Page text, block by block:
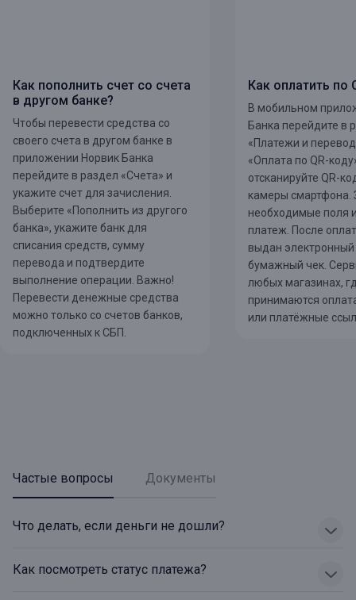
Как пополнить счет со счета
в другом банке?
Чтобы перевести средства со
своего счета в другом банке в
приложении Норвик Банка
перейдите в раздел «Счета» и
укажите счет для зачисления.
Выберите «Пополнить из другого
банка», укажите банк для
списания средств, сумму
перевода и подтвердите
выполнение операции. Важно!
Перевести денежные средства
можно только со счетов банков,
подключенных к СБП.
Как оплатить по
В мобильном
Банка перейдите в
«Платежи и
«Оплата по QR-
отсканируйте QR-
камеры смартфона.
необходимые поля
платеж. После
выдан электронный
бумажный чек.
любых магазинах,
принимаются
или платёжные
Частые вопросы Документы
Что делать, если деньги не дошли?
Как посмотреть статус платежа?